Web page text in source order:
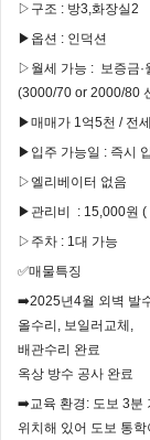
▷구조 : 방3,화장실2
▶옵션 : 인덕션
▷월세 가능 : 보증금·
(3000/70 or 2000/80
▶매매가 1억5천 / 전
▶입주 가능일 : 즉시
▷엘리베이터 없음
▶관리비 : 15,000원 (
▷주차 : 1대 가능
✅매물특징
➡️2025년4월 외벽 발
올수리, 보일러교체,
배관수리 완료
옥상 방수 공사 완료
➡️교육 환경: 도보 3분
위치해 있어 도보 통